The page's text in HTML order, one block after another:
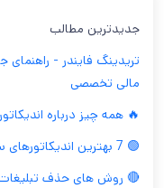
جدیدترین مطالب
تریدینگ فایندر -
مالی تخصصی
🔥 همه چیز درباره
🟢 7 بهترین اندیکاتورهای سیگنال دهی در تریدینگ ویو 🟢
🔴 روش های حذف